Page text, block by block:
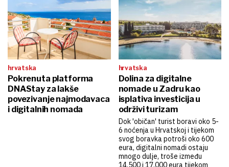
hrvatska
Pokrenuta platforma
DNAStay za lakše
povezivanje najmodavaca
i digitalnih nomada
hrvatska
Dolina za digitalne
nomade u Zadru kao
isplativa investicija u
održivi turizam
Dok 'običan' turist boravi oko 5-
6 noćenja u Hrvatskoj i tijekom
svog boravka potroši oko 600
eura, digitalni nomadi ostaju
mnogo dulje, troše između
14.500 i 17.000 eura tijekom